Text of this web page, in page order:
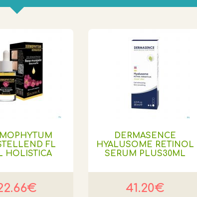
FL
HOLISTICA
DERMASENCE
HYALUSOME RETINOL
SERUM PLUS30ML
41.20€